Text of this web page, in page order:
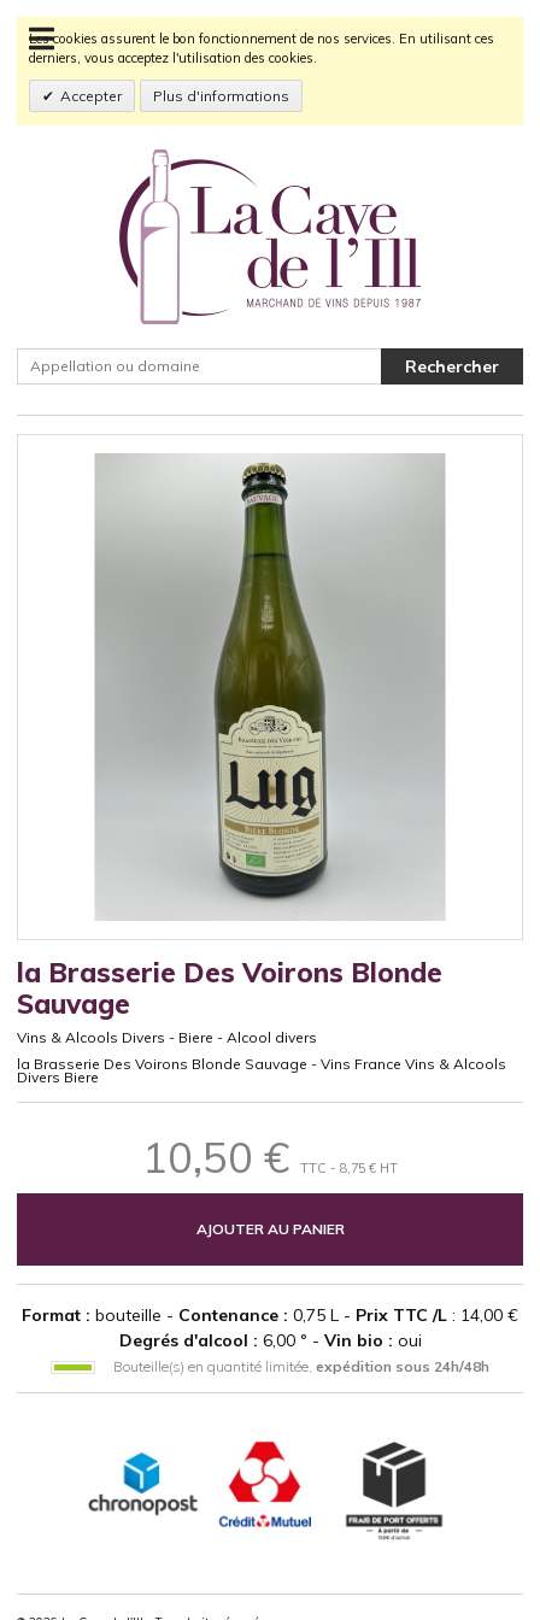
Les cookies assurent le bon fonctionnement de nos services. En utilisant ces
derniers, vous acceptez l'utilisation des cookies.
Accepter Plus d'informations
la Brasserie Des Voirons Blonde
Sauvage
Vins & Alcools Divers - Biere - Alcool divers
la Brasserie Des Voirons Blonde Sauvage - Vins France Vins & Alcools
Divers Biere
10,50 € TTC - 8,75 € HT
AJOUTER AU PANIER
Format : bouteille - Contenance : 0,75 L - Prix TTC /L : 14,00 €
Degrés d'alcool : 6,00 ° - Vin bio : oui
Bouteille(s) en quantité limitée, expédition sous 24h/48h